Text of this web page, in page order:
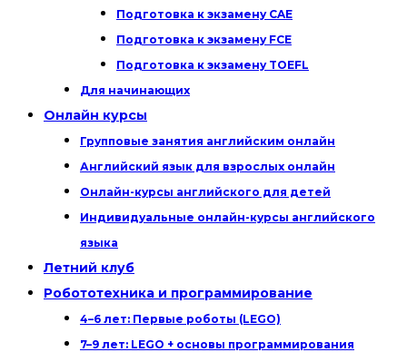
Подготовка к экзамену CAE
Подготовка к экзамену FCE
Подготовка к экзамену TOEFL
Для начинающих
Онлайн курсы
Групповые занятия английским онлайн
Английский язык для взрослых онлайн
Онлайн-курсы английского для детей
Индивидуальные онлайн-курсы английского
языка
Летний клуб
Робототехника и программирование
4–6 лет: Первые роботы (LEGO)
7–9 лет: LEGO + основы программирования